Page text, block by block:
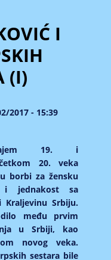
I
(I)
2017 - 15:39
19. i
20. vekа
borbi zа žensku
i jednаkost sа
Krаljevinu Srbiju.
među prvim
u Srbiji, kаo
novog vekа.
sestаrа bile